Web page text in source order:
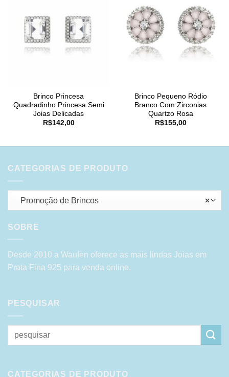
Brinco Princesa
Quadradinho Princesa Semi
Joias Delicadas
R$142,00
Brinco Pequeno Ródio
Branco Com Zirconias
Quartzo Rosa
R$155,00
CATEGORIAS DE PRODUTO
×
Promoção de Brincos
SOBRE
Desde 2010 a Waufen oferece as mais lindas Joias em
Prata Fina 925 para venda online.
PESQUISAR
Pesquisar
por:
CATEGORIAS DE PRODUTO